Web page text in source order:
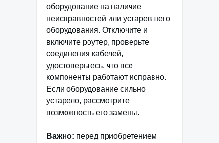
оборудование на наличие
неисправностей или устаревшего
оборудования. Отключите и
включите роутер, проверьте
соединения кабелей,
удостоверьтесь, что все
компоненты работают исправно.
Если оборудование сильно
устарело, рассмотрите
возможность его замены.
Важно: перед приобретением